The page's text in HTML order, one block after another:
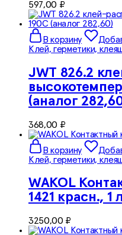
597,00 ₽
В корзину
Клей, герметики,
JWT 826.2
(аналог
368,00 ₽
В корзину
Клей, герметики,
WAKOL
1421 красн., 1
3250,00 ₽